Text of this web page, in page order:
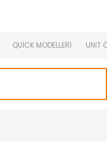
QUİCK MODELLERİ UNIT